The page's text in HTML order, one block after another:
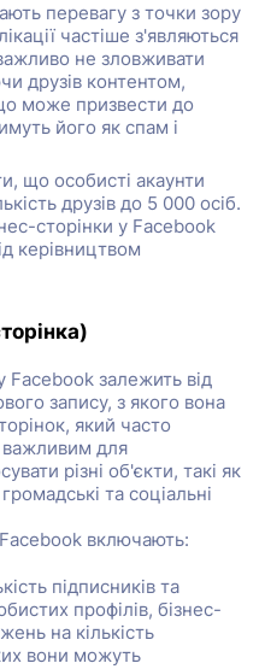
перевагу з точки зору
частіше з'являються
не зловживати
друзів контентом,
може призвести до
його як спам і
що особисті акаунти
друзів до 5 000 осіб.
сторінки у Facebook
керівництвом
Facebook залежить від
запису, з якого вона
який часто
важливим для
різні об'єкти, такі як
та соціальні
включають:
підписників та
профілів, бізнес-
на кількість
вони можуть